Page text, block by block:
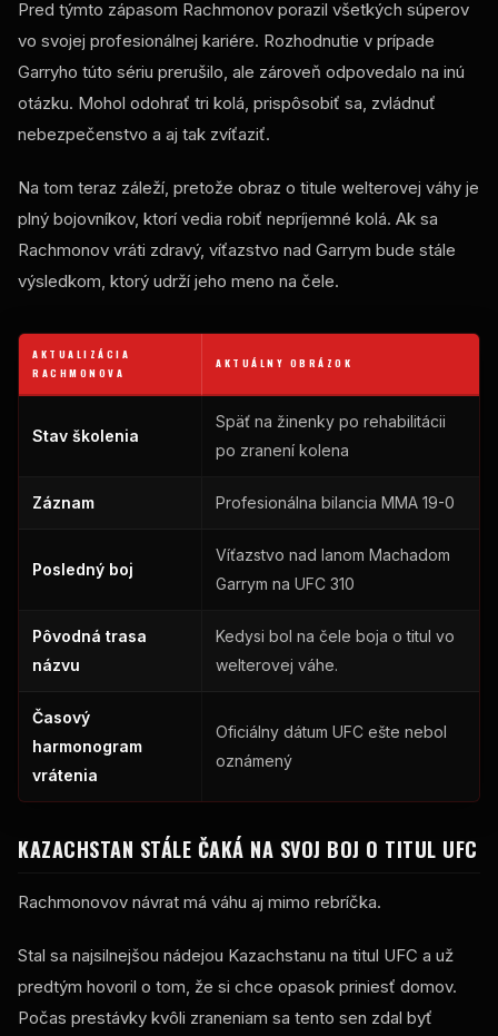
Pred týmto zápasom Rachmonov porazil všetkých súperov
vo svojej profesionálnej kariére. Rozhodnutie v prípade
Garryho túto sériu prerušilo, ale zároveň odpovedalo na inú
otázku. Mohol odohrať tri kolá, prispôsobiť sa, zvládnuť
nebezpečenstvo a aj tak zvíťaziť.
Na tom teraz záleží, pretože obraz o titule welterovej váhy je
plný bojovníkov, ktorí vedia robiť nepríjemné kolá. Ak sa
Rachmonov vráti zdravý, víťazstvo nad Garrym bude stále
výsledkom, ktorý udrží jeho meno na čele.
AKTUALIZÁCIA
RACHMONOVA
AKTUÁLNY OBRÁZOK
Stav školenia
Späť na žinenky po rehabilitácii
po zranení kolena
Záznam Profesionálna bilancia MMA 19-0
Posledný boj
Víťazstvo nad Ianom Machadom
Garrym na UFC 310
Pôvodná trasa
názvu
Kedysi bol na čele boja o titul vo
welterovej váhe.
Časový
harmonogram
vrátenia
Oficiálny dátum UFC ešte nebol
oznámený
KAZACHSTAN STÁLE ČAKÁ NA SVOJ BOJ O TITUL UFC
Rachmonovov návrat má váhu aj mimo rebríčka.
Stal sa najsilnejšou nádejou Kazachstanu na titul UFC a už
predtým hovoril o tom, že si chce opasok priniesť domov.
Počas prestávky kvôli zraneniam sa tento sen zdal byť